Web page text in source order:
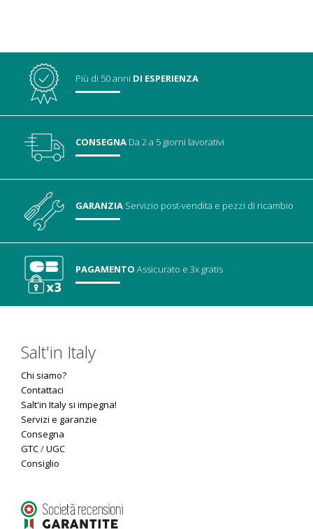
Più di 50 anni DI ESPERIENZA
CONSEGNA Da 2 a 5 giorni lavorativi
GARANZIA Servizio post-vendita e pezzi di ricambio
PAGAMENTO Assicurato e 3x gratis
Salt'in Italy
Chi siamo?
Contattaci
Salt'in Italy si impegna!
Servizi e garanzie
Consegna
GTC/UGC
Consiglio